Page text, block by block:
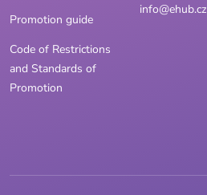
Promotion guide
Code of Restrictions
and Standards of
Promotion
info@ehub.cz